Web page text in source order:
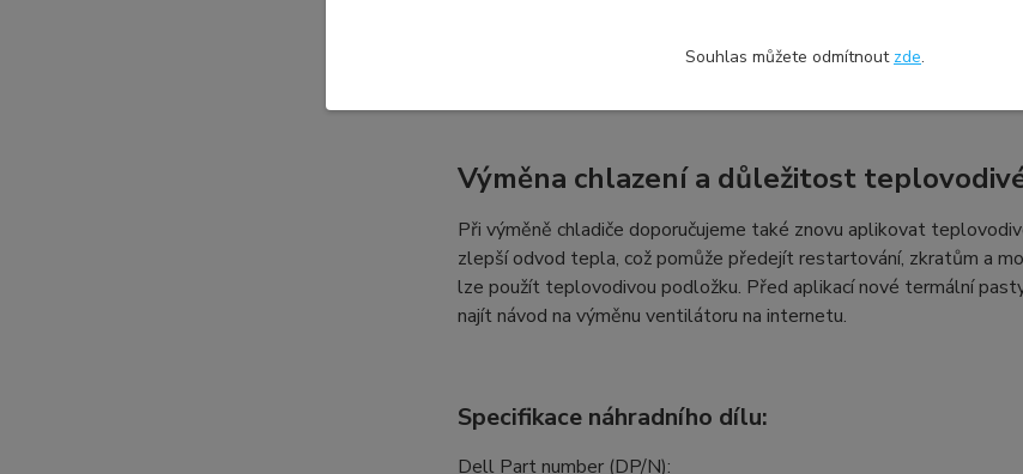
označení může změnit a používat se pro více druhů ventilátorů s
typu ventilátoru pro váš DELL
, můžete nám poslat fotografii
Výměna chlazení a důležitost
Při výměně chladiče doporučujeme také znovu aplikovat
zlepší odvod tepla, což pomůže předejít restartování, zkratům a
lze použít teplovodivou podložku. Před aplikací nové termální
najít návod na výměnu ventilátoru na internetu.
Specifikace náhradního dílu:
Dell Part number (DP/N):
Souhlas můžete odmítnout zde.